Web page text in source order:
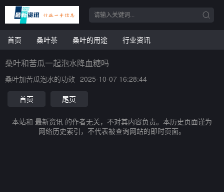
首页 桑叶茶 桑叶的用途 行业资讯
桑叶和苦瓜一起泡水降血糖吗
桑叶加苦瓜泡水的功效 2025-10-07 16:28:44
首页
尾页
本站和 最新资讯 的作者无关，不对其内容负责。本历史页面谨为
网络历史索引，不代表被查询网站的即时页面。